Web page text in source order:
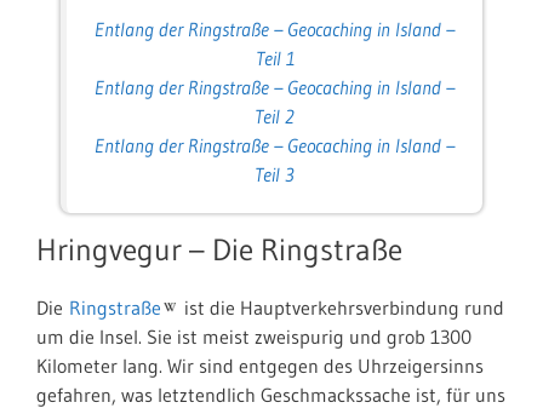
Entlang der Ringstraße – Geocaching in Island –
Teil 1
Entlang der Ringstraße – Geocaching in Island –
Teil 2
Entlang der Ringstraße – Geocaching in Island –
Teil 3
Hringvegur – Die Ringstraße
Die Ringstraße
ist die Hauptverkehrsverbindung rund
um die Insel. Sie ist meist zweispurig und grob 1300
Kilometer lang. Wir sind entgegen des Uhrzeigersinns
gefahren, was letztendlich Geschmackssache ist, für uns